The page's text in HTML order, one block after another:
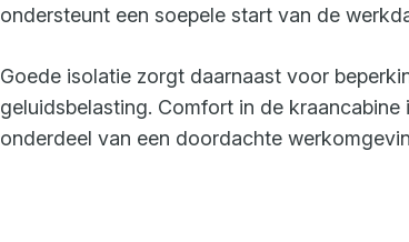
ondersteunt een soepele start van de
Goede isolatie zorgt daarnaast voor
geluidsbelasting. Comfort in de kraancabine
onderdeel van een doordachte